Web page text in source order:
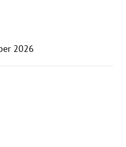
2026